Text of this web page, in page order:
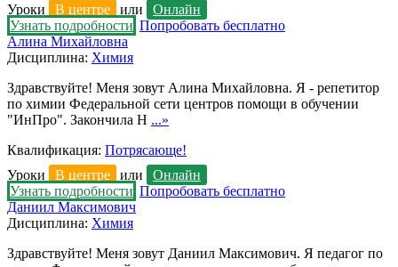
Уроки
В центре или
Онлайн
Узнать подробности Попробовать бесплатно
Алина Михайловна
Дисциплина: Химия
Здравствуйте! Меня зовут Алина Михайловна. Я - репетитор
по химии Федеральной сети центров помощи в обучении
"ИнПро". Закончила Н ...»
Квалификация: Потрясающе!
Уроки
В центре или
Онлайн
Узнать подробности Попробовать бесплатно
Даниил Максимович
Дисциплина: Химия
Здравствуйте! Меня зовут Даниил Максимович. Я педагог по